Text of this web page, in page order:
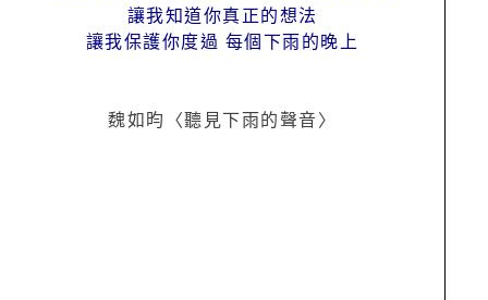
讓我知道你真正的想法
讓我保護你度過 每個下雨的晚上
魏如昀〈聽見下雨的聲音〉